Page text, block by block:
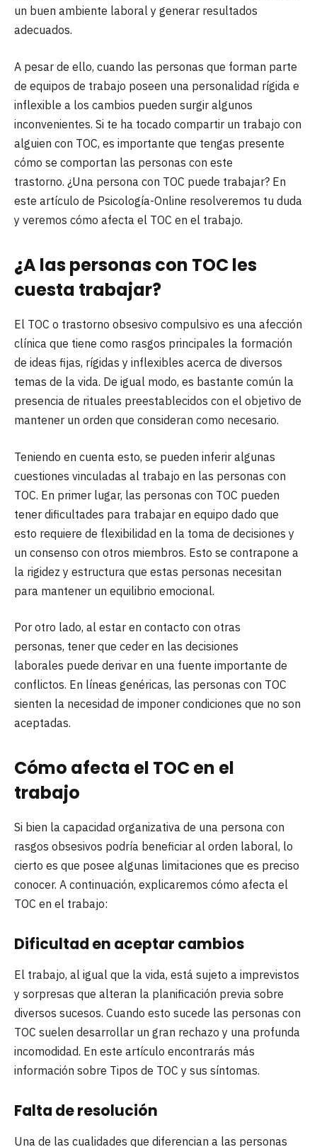
un buen ambiente laboral y generar resultados
adecuados.
A pesar de ello, cuando las personas que forman parte
de equipos de trabajo poseen una personalidad rígida e
inflexible a los cambios pueden surgir algunos
inconvenientes. Si te ha tocado compartir un trabajo con
alguien con TOC, es importante que tengas presente
cómo se comportan las personas con este
trastorno. ¿Una persona con TOC puede trabajar? En
este artículo de Psicología-Online resolveremos tu duda
y veremos cómo afecta el TOC en el trabajo.
¿A las personas con TOC les
cuesta trabajar?
El TOC o trastorno obsesivo compulsivo es una afección
clínica que tiene como rasgos principales la formación
de ideas fijas, rígidas y inflexibles acerca de diversos
temas de la vida. De igual modo, es bastante común la
presencia de rituales preestablecidos con el objetivo de
mantener un orden que consideran como necesario.
Teniendo en cuenta esto, se pueden inferir algunas
cuestiones vinculadas al trabajo en las personas con
TOC. En primer lugar, las personas con TOC pueden
tener dificultades para trabajar en equipo dado que
esto requiere de flexibilidad en la toma de decisiones y
un consenso con otros miembros. Esto se contrapone a
la rigidez y estructura que estas personas necesitan
para mantener un equilibrio emocional.
Por otro lado, al estar en contacto con otras
personas, tener que ceder en las decisiones
laborales puede derivar en una fuente importante de
conflictos. En líneas genéricas, las personas con TOC
sienten la necesidad de imponer condiciones que no son
aceptadas.
Cómo afecta el TOC en el
trabajo
Si bien la capacidad organizativa de una persona con
rasgos obsesivos podría beneficiar al orden laboral, lo
cierto es que posee algunas limitaciones que es preciso
conocer. A continuación, explicaremos cómo afecta el
TOC en el trabajo:
Dificultad en aceptar cambios
El trabajo, al igual que la vida, está sujeto a imprevistos
y sorpresas que alteran la planificación previa sobre
diversos sucesos. Cuando esto sucede las personas con
TOC suelen desarrollar un gran rechazo y una profunda
incomodidad. En este artículo encontrarás más
información sobre Tipos de TOC y sus síntomas.
Falta de resolución
Una de las cualidades que diferencian a las personas